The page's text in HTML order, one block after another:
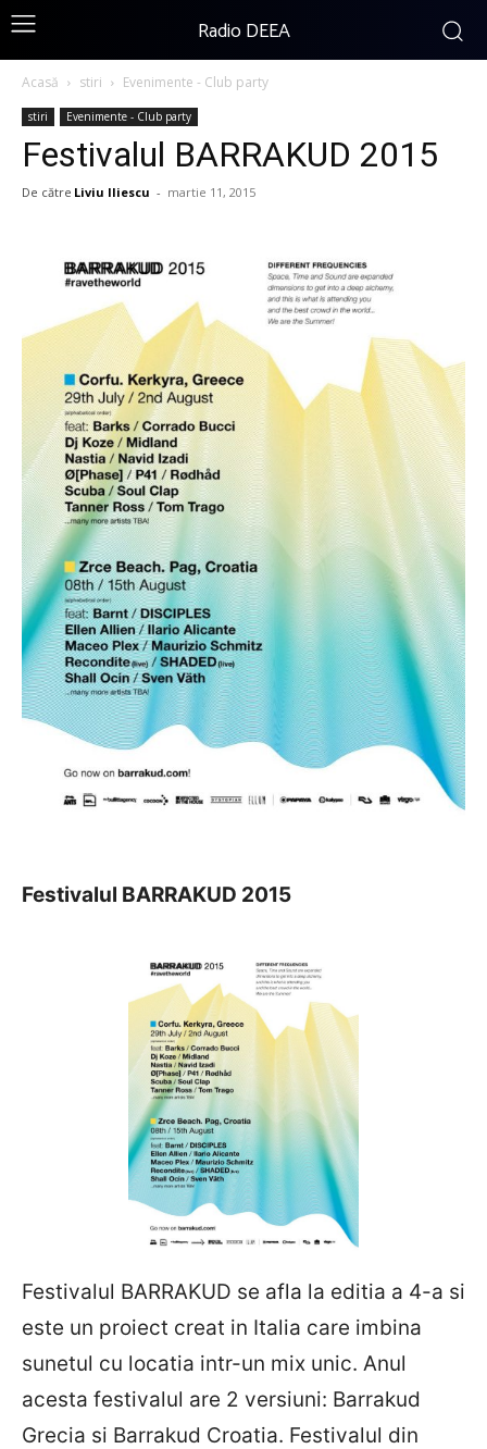
Radio DEEA
Acasă stiri Evenimente - Club party
stiri Evenimente - Club party
Festivalul BARRAKUD 2015
De către Liviu Iliescu - martie 11, 2015
Festivalul BARRAKUD 2015
Festivalul BARRAKUD se afla la editia a 4-a si
este un proiect creat in Italia care imbina
sunetul cu locatia intr-un mix unic. Anul
acesta festivalul are 2 versiuni: Barrakud
Grecia si Barrakud Croatia. Festivalul din